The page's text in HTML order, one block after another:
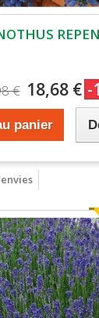
€ 18,68 € -
panier